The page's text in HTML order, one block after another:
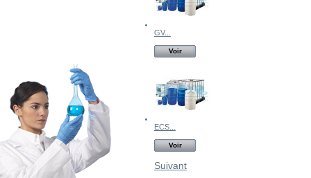
GV...
Voir
ECS...
Voir
Suivant